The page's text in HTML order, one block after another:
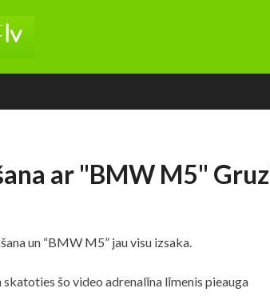
ar "BMW M5"
un “BMW M5” jau visu izsaka.
šo video adrenalīna līmenis pieauga